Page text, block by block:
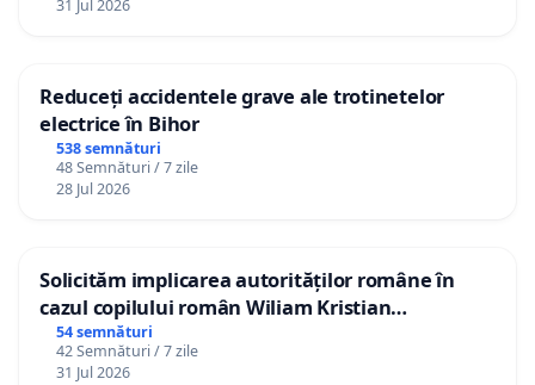
31 Jul 2026
Reduceți accidentele grave ale trotinetelor
electrice în Bihor
538 semnături
48 Semnături / 7 zile
28 Jul 2026
Solicităm implicarea autorităților române în
cazul copilului român Wiliam Kristian
Gheorghe, aflat în plasament în Danemarca de
12 ani
54 semnături
42 Semnături / 7 zile
31 Jul 2026